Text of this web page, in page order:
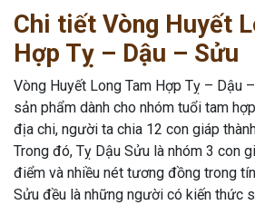
Chi tiết Vòng Huyết
Hợp Tỵ – Dậu – Sửu
Vòng Huyết Long Tam Hợp Tỵ – Dậu
sản phẩm dành cho nhóm tuổi tam
địa chi, người ta chia 12 con giáp
Trong đó, Tỵ Dậu Sửu là nhóm 3 con
điểm và nhiều nét tương đồng trong
Sửu đều là những người có kiến thức